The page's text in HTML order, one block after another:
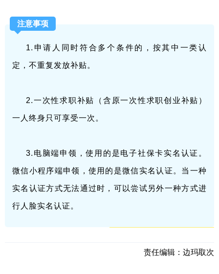
注意事项
1.申请人同时符合多个条件的，按其中一类认
定，不重复发放补贴。
2.一次性求职补贴（含原一次性求职创业补贴）
一人终身只可享受一次。
3.电脑端申领，使用的是电子社保卡实名认证。
微信小程序端申领，使用的是微信实名认证。当一种
实名认证方式无法通过时，可以尝试另外一种方式进
行人脸实名认证。
责任编辑： 边玛取次